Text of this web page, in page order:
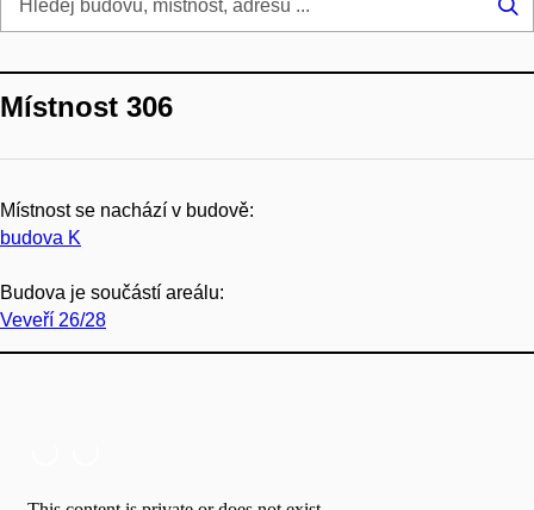
Místnost 306
Místnost se nachází v budově:
budova K
Budova je součástí areálu:
Veveří 26/28